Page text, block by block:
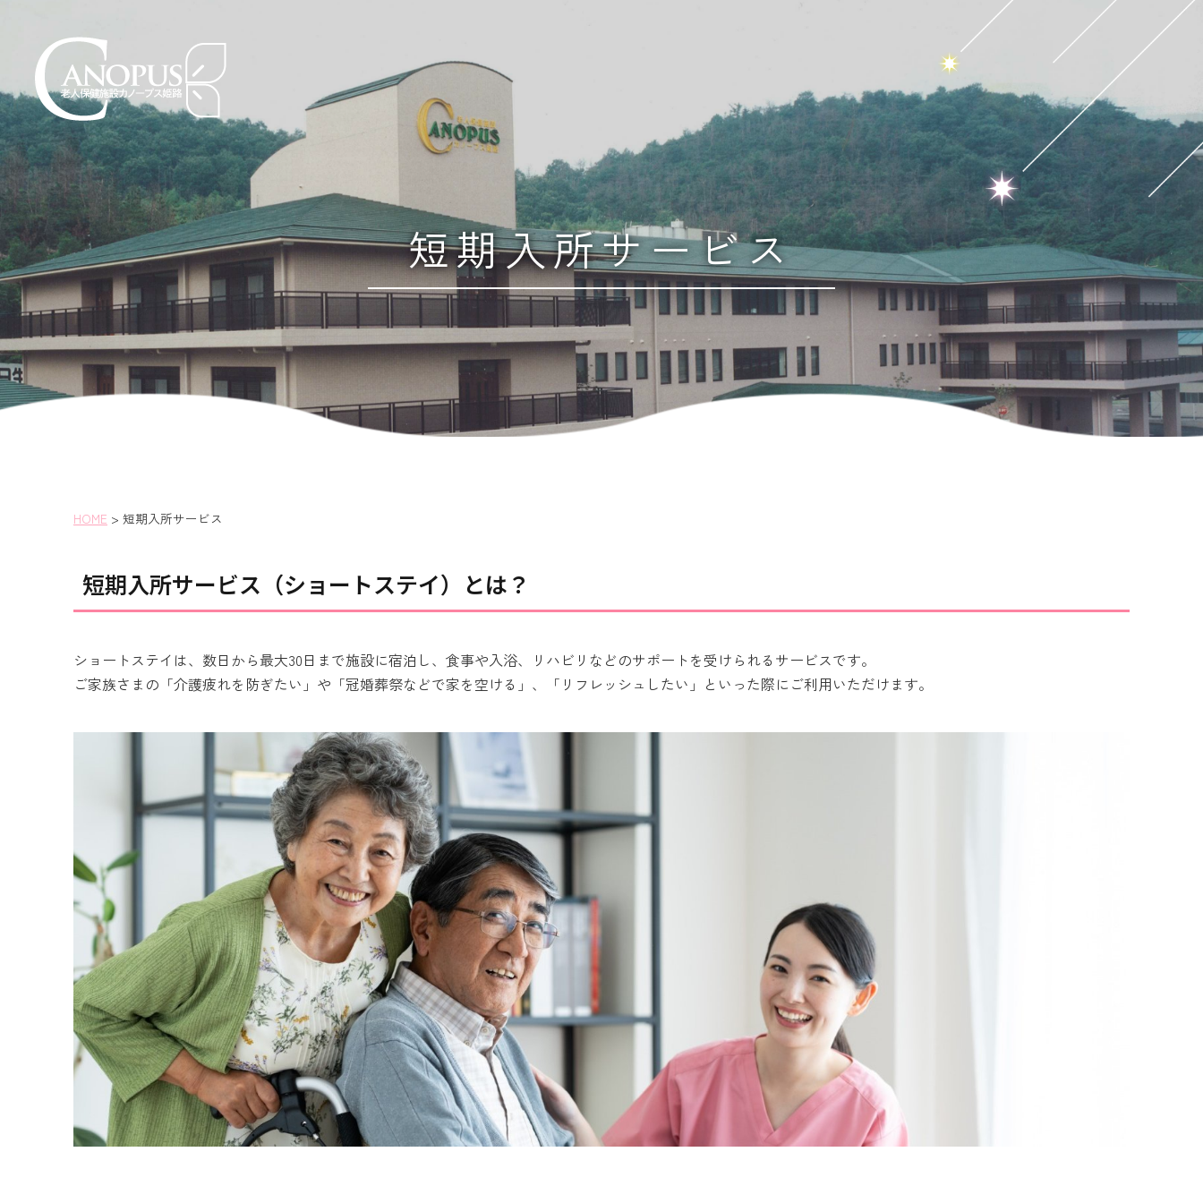
短期入所サービス
HOME > 短期入所サービス
短期入所サービス（ショートステイ）とは？
ショートステイは、数日から最大30日まで施設に宿泊し、食事や入浴、リハビリなどのサポートを受けられるサービスです。
ご家族さまの「介護疲れを防ぎたい」や「冠婚葬祭などで家を空ける」、「リフレッシュしたい」といった際にご利用いただけます。